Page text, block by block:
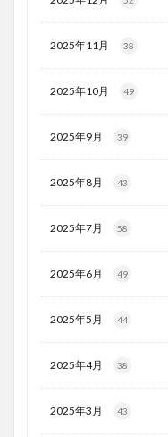
2025年11月 38
2025年10月 49
2025年9月 39
2025年8月 43
2025年7月 58
2025年6月 49
2025年5月 44
2025年4月 38
2025年3月 43